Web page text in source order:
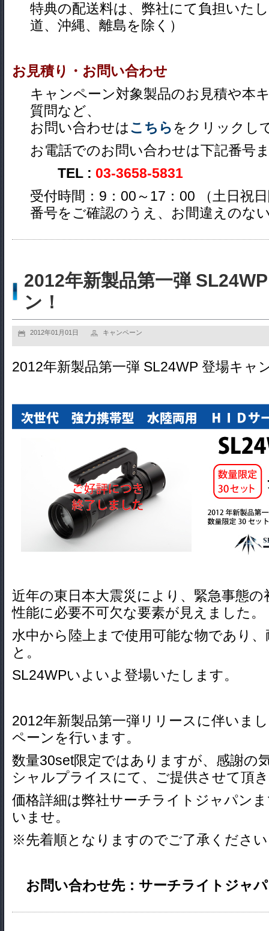
特典の配送料は、弊社にて負担いた
道、沖縄、離島を除く）
お見積り・お問い合わせ
キャンペーン対象製品のお見積や本
質問など、
お問い合わせはこちらをクリックし
お電話でのお問い合わせは下記番号
TEL : 03-3658-5831
受付時間：9：00～17：00 （土日祝
番号をご確認のうえ、お間違えのな
2012年新製品第一弾
ン！
2012年01月01日 キャンペーン
2012年新製品第一弾 SL24WP 登場キャ
近年の東日本大震災により、緊急事態
性能に必要不可欠な要素が見えました。
水中から陸上まで使用可能な物であり
と。
SL24WPいよいよ登場いたします。
2012年新製品第一弾リリースに伴いま
ペーンを行います。
数量30set限定ではありますが、感謝の
シャルプライスにて、ご提供させて頂
価格詳細は弊社サーチライトジャパン
いませ。
※先着順となりますのでご了承くださ
お問い合わせ先：サーチライトジャ